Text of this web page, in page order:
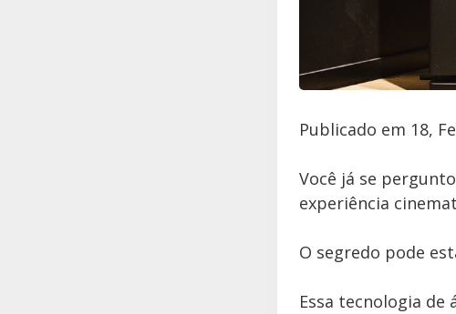
Publicado em 18,
Você já se
experiência
O segredo pode
Essa tecnologia de